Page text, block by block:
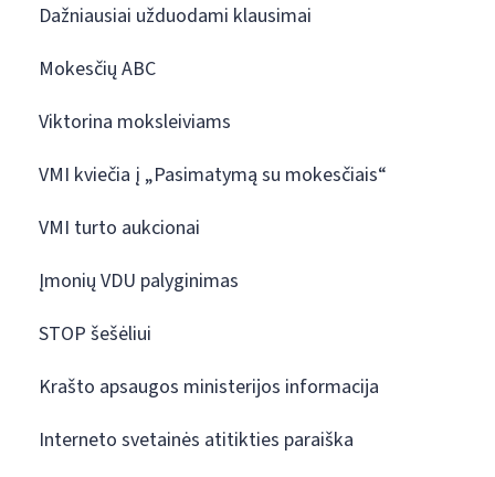
Dažniausiai užduodami klausimai
Mokesčių ABC
Viktorina moksleiviams
VMI kviečia į „Pasimatymą su mokesčiais“
VMI turto aukcionai
Įmonių VDU palyginimas
STOP šešėliui
Krašto apsaugos ministerijos informacija
Interneto svetainės atitikties paraiška